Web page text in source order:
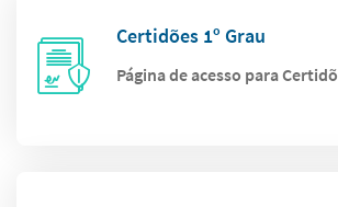
Certidões 1º Grau
Página de acesso para